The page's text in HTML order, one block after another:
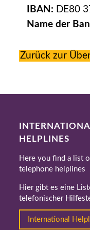
IBAN: DE80
Name der
Zurück zur
HELPLINES
Here you find a list
telephone helplines
Hier gibt es eine
telefonischer
International